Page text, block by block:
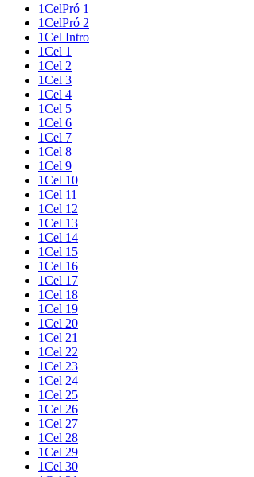
1CelPró 1
1CelPró 2
1Cel Intro
1Cel 1
1Cel 2
1Cel 3
1Cel 4
1Cel 5
1Cel 6
1Cel 7
1Cel 8
1Cel 9
1Cel 10
1Cel 11
1Cel 12
1Cel 13
1Cel 14
1Cel 15
1Cel 16
1Cel 17
1Cel 18
1Cel 19
1Cel 20
1Cel 21
1Cel 22
1Cel 23
1Cel 24
1Cel 25
1Cel 26
1Cel 27
1Cel 28
1Cel 29
1Cel 30